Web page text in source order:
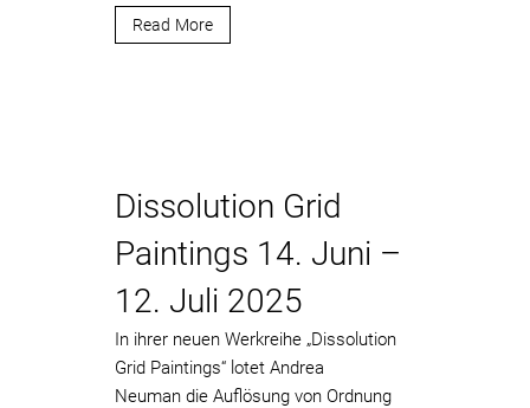
Read More
Dissolution Grid
Paintings 14. Juni –
12. Juli 2025
In ihrer neuen Werkreihe „Dissolution
Grid Paintings“ lotet Andrea
Neuman die Auflösung von Ordnung